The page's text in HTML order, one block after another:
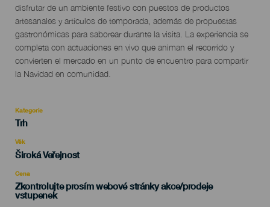
del
evento
disfrutar de un ambiente festivo con puestos de productos
artesanales y artículos de temporada, además de propuestas
gastronómicas para saborear durante la visita. La experiencia se
completa con actuaciones en vivo que animan el recorrido y
convierten el mercado en un punto de encuentro para compartir
la Navidad en comunidad.
Kategorie
Categoría
evento
Trh
Věk
Edad
Recomendada
Široká Veřejnost
Cena
Zkontrolujte prosím webové stránky akce/prodeje
vstupenek